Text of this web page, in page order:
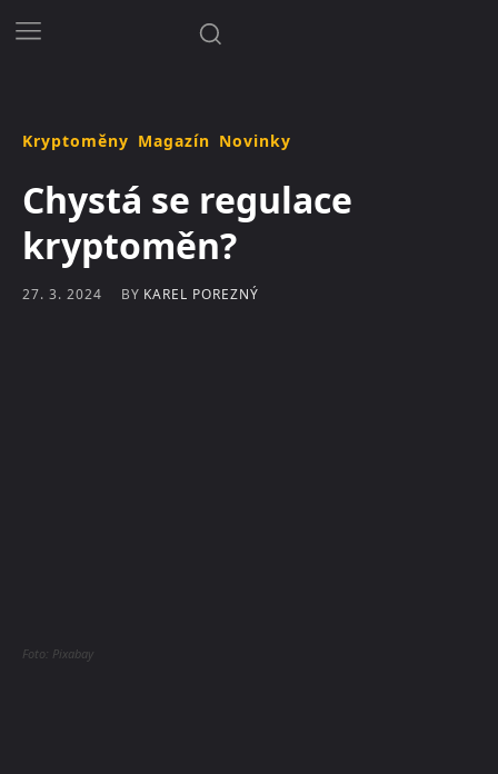
Kryptoměny Magazín Novinky
Chystá se regulace
kryptoměn?
27. 3. 2024 BY KAREL POREZNÝ
Foto: Pixabay